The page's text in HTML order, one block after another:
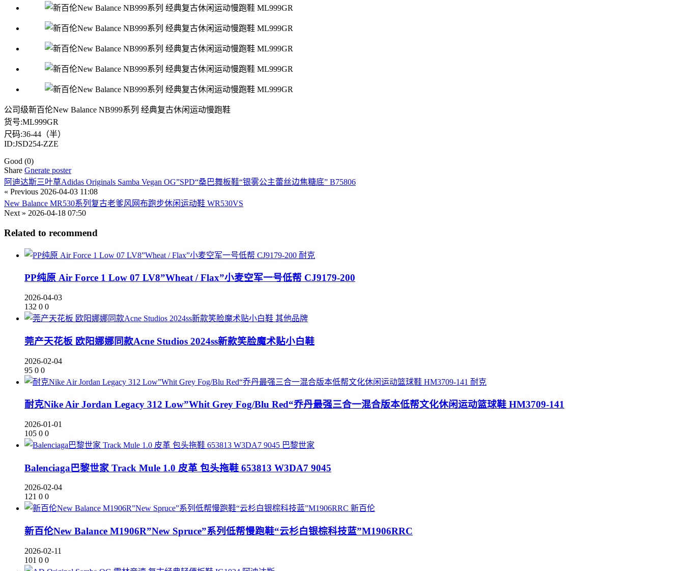
公司级新百伦New Balance NB999系列 经典复古休闲运动慢跑鞋
货号:ML999GR
尺码:36-44（半）
ID:JSD254-ZZE
Good (0)
Share Gnerate poster
阿迪达斯三叶草Adidas Originals Samba Vegan OG”SPD“桑巴舞板鞋“银雾公主蕾丝边焦糖底” B75806
« Previous 2026-04-03 11:08
New Balance MR530系列复古老爹风网布跑步休闲运动鞋 WR530VS
Next » 2026-04-18 07:50
Related to recommend
耐克
PP纯原 Air Force 1 Low 07 LV8”Wheat / Flax”小麦空军一号低帮 CJ9179-200
2026-04-03
132 0 0
其他品牌
莞产天花板 欧阳娜娜同款Acne Studios 2024ss新款笑脸魔术贴小白鞋
2026-02-04
95 0 0
耐克
耐克Nike Air Jordan Legacy 312 Low”Whit Grey Fog/Blu Red“乔丹最强三合一混合版本低帮文化休闲运动篮球鞋 HM3709-141
2026-01-01
105 0 0
巴黎世家
Balenciaga巴黎世家 Track Mule 1.0 皮革 包头拖鞋 653813 W3DA7 9045
2026-02-04
121 0 0
新百伦
新百伦New Balance M1906R”New Spruce”系列低帮慢跑鞋“云杉白银棕科技蓝”M1906RRC
2026-02-11
101 0 0